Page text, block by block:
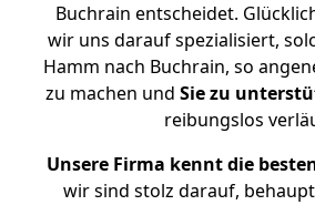
Buchrain entscheidet.
wir uns darauf spezialisiert,
Hamm nach Buchrain, so
zu machen und Sie zu
reibungslos
Unsere Firma kennt die
wir sind stolz darauf,